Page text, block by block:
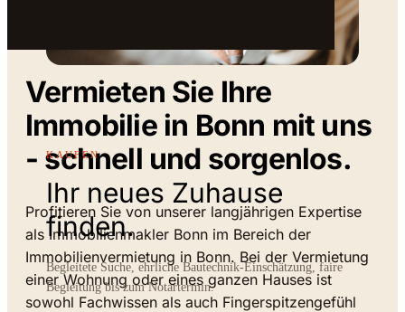
KAUFEN
Ihr neues Zuhause
finden.
Begleitete Suche, ehrliche Bautechnik-Einschätzung, faire
Begleitung bis zum Notartermin.
Vermieten Sie Ihre
Immobilie in Bonn mit uns
- schnell und sorgenlos.
Profitieren Sie von unserer langjährigen Expertise
als Immobilienmakler Bonn im Bereich der
Immobilienvermietung in Bonn. Bei der Vermietung
einer Wohnung oder eines ganzen Hauses ist
sowohl Fachwissen als auch Fingerspitzengefühl